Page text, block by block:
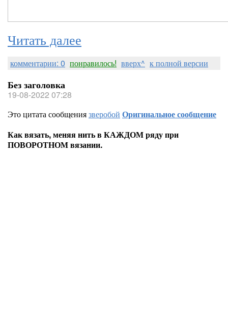
Читать далее
комментарии: 0 понравилось! вверх^ к полной версии
Без заголовка
19-08-2022 07:28
Это цитата сообщениязверобой Оригинальное сообщение
Как вязать, меняя нить в КАЖДОМ ряду при
ПОВОРОТНОМ вязании.